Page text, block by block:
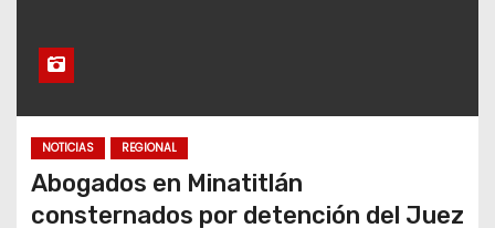
NOTICIAS REGIONAL
Abogados en Minatitlán
consternados por detención del Juez